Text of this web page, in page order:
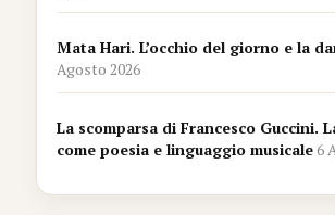
Mata Hari. L’occhio del giorno e la
Agosto 2026
La scomparsa di Francesco Guccini.
come poesia e linguaggio musicale6